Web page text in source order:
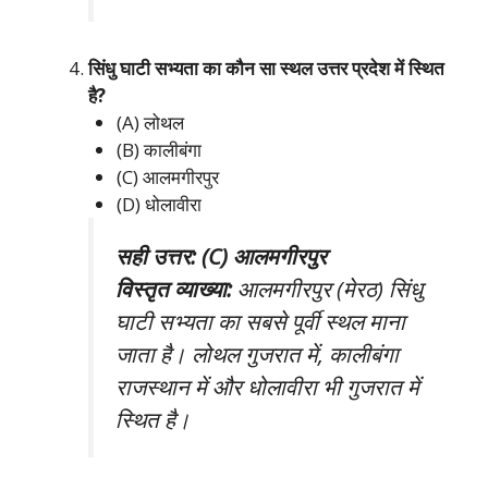
सिंधु घाटी सभ्यता का कौन सा स्थल उत्तर प्रदेश में स्थित
है?
(A) लोथल
(B) कालीबंगा
(C) आलमगीरपुर
(D) धोलावीरा
सही उत्तर: (C) आलमगीरपुर
विस्तृत व्याख्या:आलमगीरपुर (मेरठ) सिंधु
घाटी सभ्यता का सबसे पूर्वी स्थल माना
जाता है। लोथल गुजरात में, कालीबंगा
राजस्थान में और धोलावीरा भी गुजरात में
स्थित है।